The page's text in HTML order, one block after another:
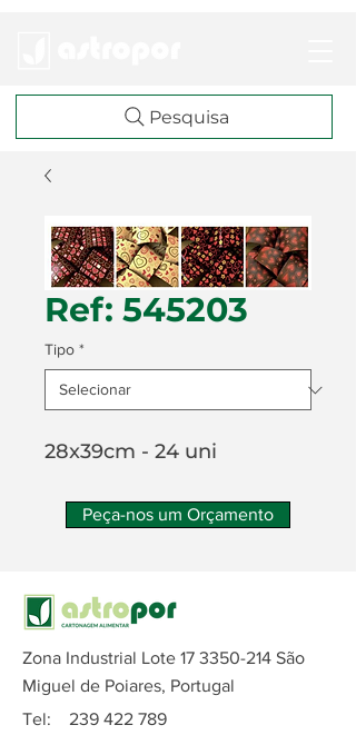
Pesquisa
Ref: 545203
Tipo *
28x39cm - 24 uni
Peça-nos um Orçamento
Zona Industrial Lote 17 3350-214 São
Miguel de Poiares, Portugal
Tel: 239 422 789